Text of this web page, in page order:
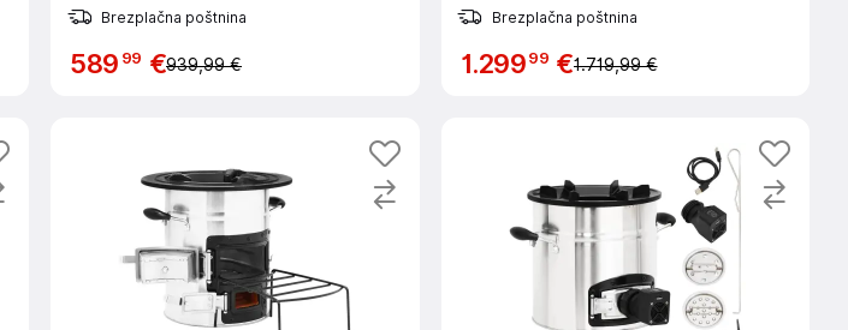
Brezplačna poštnina
589 99 €939,99 €
Brezplačna poštnina
1.29999 €1.719,99 €